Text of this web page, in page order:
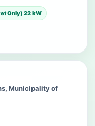
Only) 22 kW
Municipality of